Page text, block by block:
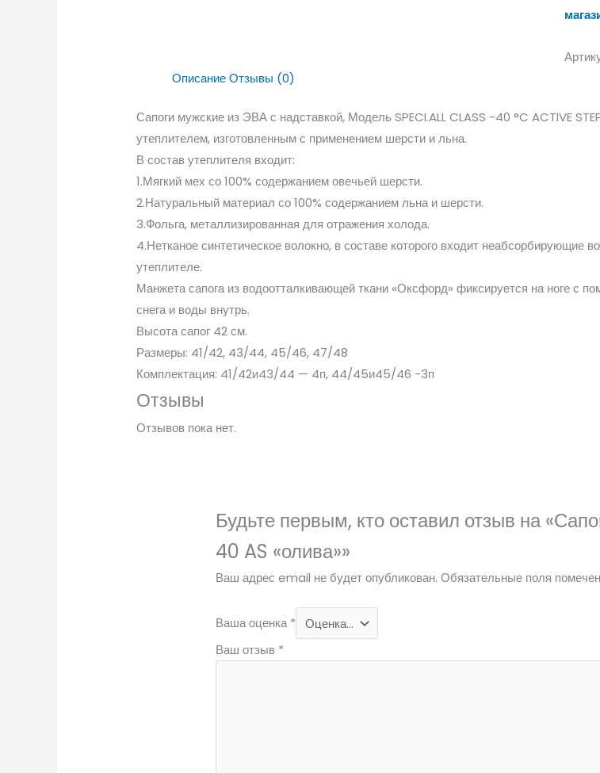
ОписаниеОтзывы (0)
Сапоги мужские из ЭВА с надставкой, Модель SPECI.ALL CLASS -40 °C ACTIVE
утеплителем, изготовленным с применением шерсти и льна.
В состав утеплителя входит:
1.Мягкий мех со 100% содержанием овечьей шерсти.
2.Натуральный материал со 100% содержанием льна и шерсти.
3.Фольга, металлизированная для отражения холода.
4.Нетканое синтетическое волокно, в составе которого входит неабсорбирующие
утеплителе.
Манжета сапога из водоотталкивающей ткани «Оксфорд» фиксируется на ноге с
снега и воды внутрь.
Высота сапог 42 см.
Размеры: 41/42, 43/44, 45/46, 47/48
Комплектация: 41/42и43/44 — 4п, 44/45и45/46 -3п
Отзывы
Отзывов пока нет.
Будьте первым, кто оставил отзыв на
40 AS «олива»»
Ваш адрес email не будет опубликован. Обязательные поля
Ваша оценка*
Ваш отзыв *